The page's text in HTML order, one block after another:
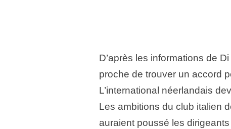
D’après les informations de
proche de trouver un accord
L’international néerlandais
Les ambitions du club italien
auraient poussé les